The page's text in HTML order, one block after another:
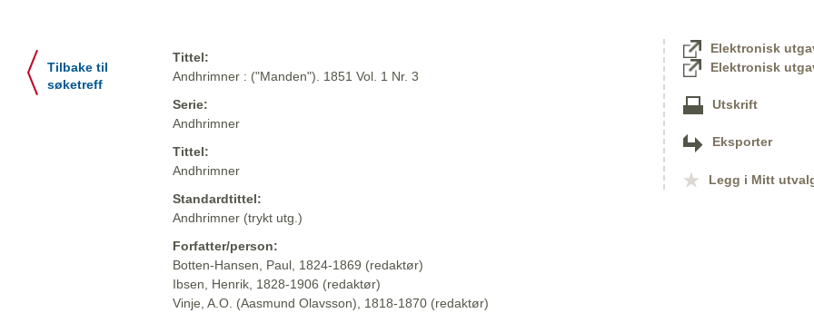
Tilbake til
søketreff
Tittel:
Andhrimner : ("Manden"). 1851 Vol. 1 Nr. 3
Serie:
Andhrimner
Tittel:
Andhrimner
Standardtittel:
Andhrimner (trykt utg.)
Forfatter/person:
Botten-Hansen, Paul, 1824-1869 (redaktør)
Ibsen, Henrik, 1828-1906 (redaktør)
Vinje, A.O. (Aasmund Olavsson), 1818-1870 (redaktør)
Elektronisk
Elektronisk
Utskrift
Eksporter
Legg i Mitt